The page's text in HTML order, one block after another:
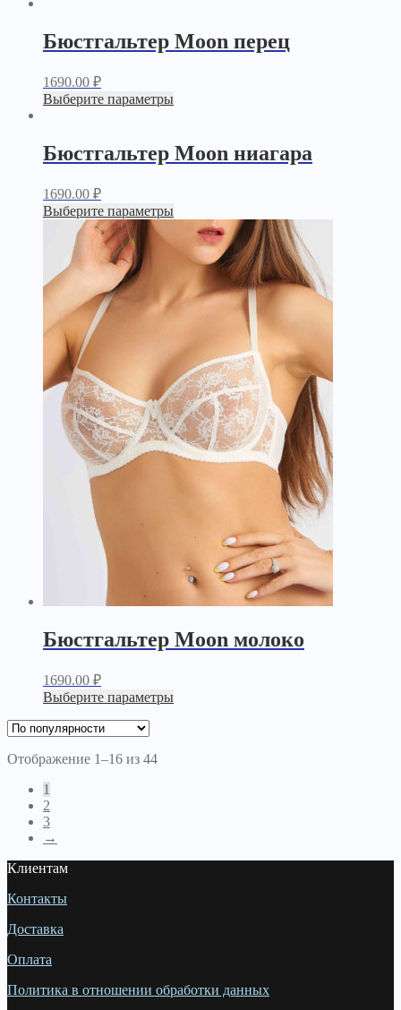
Бюстгальтер Moon перец
1690.00 ₽
Выберите параметры
Бюстгальтер Moon ниагара
1690.00 ₽
Выберите параметры
Бюстгальтер Moon молоко
1690.00 ₽
Выберите параметры
Отображение 1–16 из 44
1
2
3
→
Клиентам
Контакты
Доставка
Оплата
Политика в отношении обработки данных